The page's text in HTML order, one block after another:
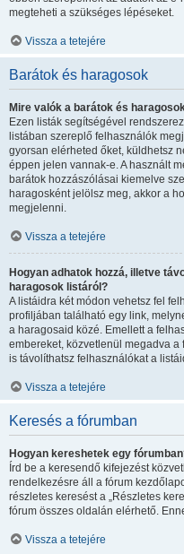
megteheti a szükséges lépéseket.
Vissza a tetejére
Barátok és haragosok
Mire valók a barátok és
Ezen listák segítségével
listában szereplő felhasználók
gyorsan elérheted őket, küldhetsz
éppen jelen vannak-e. A használt
barátok hozzászólásai kiemelve
haragosként jelölsz meg, akkor a
megjelenni.
Vissza a tetejére
Hogyan adhatok hozzá, illetve
haragosok listáról?
A listáidra két módon vehetsz fel
profiljában található egy link,
a haragosaid közé. Emellett a
embereket, közvetlenül megadva
is távolíthatsz felhasználókat a
Vissza a tetejére
Keresés a fórumban
Hogyan kereshetek egy
Írd be a keresendő kifejezést
rendelkezésre áll a fórum
részletes keresést a „Részletes
fórum összes oldalán elérhető.
Vissza a tetejére